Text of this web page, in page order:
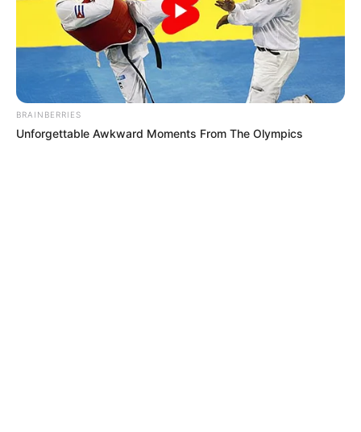
Portal, envíanos tus denuncias,
conviértete en nuestros ojos donde la
noticia se esté desarrollando,
escríbanos al WhatsApp a través de
este link
BRAINBERRIES
Unforgettable Awkward Moments From The Olympics